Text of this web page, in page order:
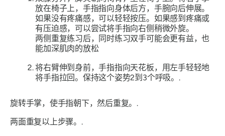
放在椅子上，手指指向身体后方，手腕向后伸展。
如果没有疼痛感，可以轻轻按压。如果感到疼痛或
有压迫感，可以尝试将手指向右侧稍微外旋。
两侧重复练习后，同时练习双手可能会更有益，也
能加深肌肉的放松
将右臂伸到身前，手指指向天花板，用左手轻轻地
将手指拉回。保持这个姿势2到3个呼吸。.
旋转手掌，使手指朝下，然后重复。.
两面重复以上步骤。.